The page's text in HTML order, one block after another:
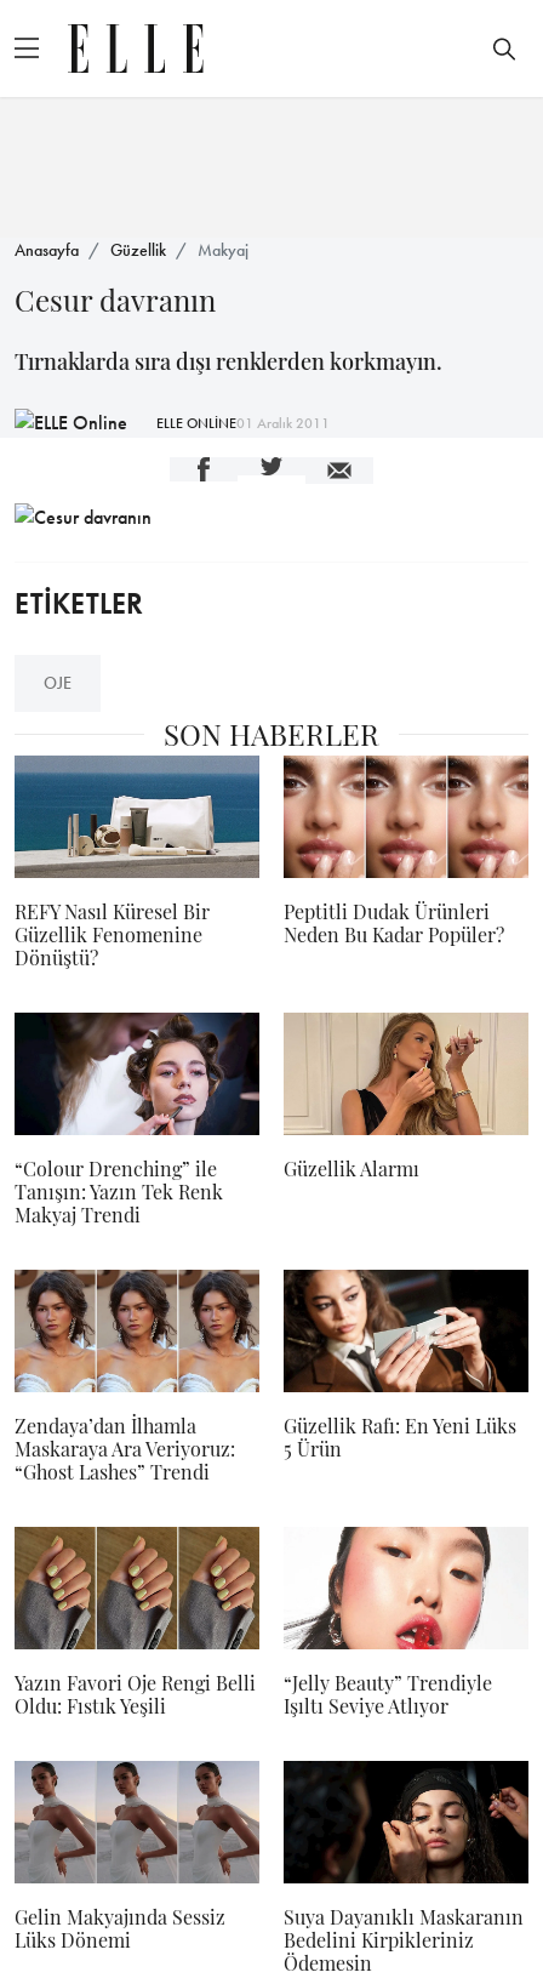
Anasayfa Güzellik Makyaj
Cesur davranın
Tırnaklarda sıra dışı renklerden korkmayın.
ELLE ONLİNE01 Aralık 2011
ETİKETLER
OJE
SON HABERLER
REFY Nasıl Küresel Bir
Güzellik Fenomenine
Dönüştü?
Peptitli Dudak Ürünleri
Neden Bu Kadar Popüler?
“Colour Drenching” ile
Tanışın: Yazın Tek Renk
Makyaj Trendi
Güzellik Alarmı
Zendaya’dan İlhamla
Maskaraya Ara Veriyoruz:
“Ghost Lashes” Trendi
Güzellik Rafı: En Yeni Lüks
5 Ürün
Yazın Favori Oje Rengi Belli
Oldu: Fıstık Yeşili
“Jelly Beauty” Trendiyle
Işıltı Seviye Atlıyor
Gelin Makyajında Sessiz
Lüks Dönemi
Suya Dayanıklı Maskaranın
Bedelini Kirpikleriniz
Ödemesin